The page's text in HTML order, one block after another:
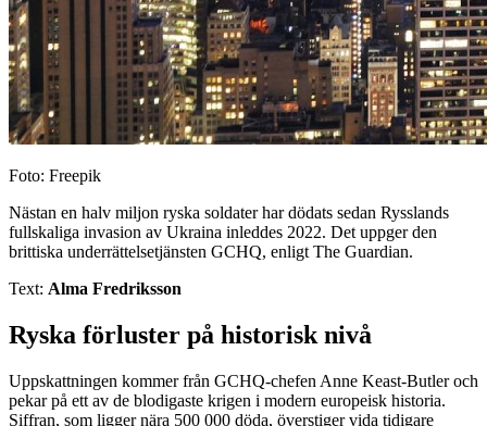
Foto: Freepik
Nästan en halv miljon ryska soldater har dödats sedan Rysslands
fullskaliga invasion av Ukraina inleddes 2022. Det uppger den
brittiska underrättelsetjänsten GCHQ, enligt The Guardian.
Text: Alma Fredriksson
Ryska förluster på historisk nivå
Uppskattningen kommer från GCHQ-chefen Anne Keast-Butler och
pekar på ett av de blodigaste krigen i modern europeisk historia.
Siffran, som ligger nära 500 000 döda, överstiger vida tidigare